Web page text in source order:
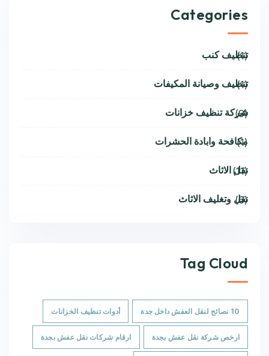
Categories
تنظيف كنب
(1)
تنظيف وصيانة المكيفات
(1)
شركة تنظيف خزانات
(9)
مكافحة وابادة الحشرات
(1)
نقل الاثاث
(11)
نقل وتغليف الاثاث
(6)
Tag Cloud
10 نصائح لنقل العفش داخل جدة أدوات تنظيف الخزانات
ارخص شركة نقل عفش بجدة ارقام شركات نقل عفش بجدة